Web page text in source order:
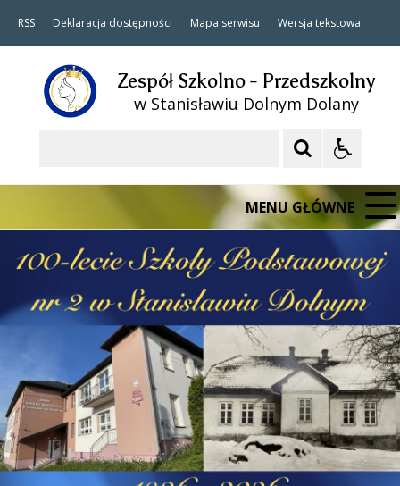
RSS Deklaracja dostępności Mapa serwisu Wersja tekstowa
Zespół Szkolno - Przedszkolny
w Stanisławiu Dolnym Dolany
MENU GŁÓWNE